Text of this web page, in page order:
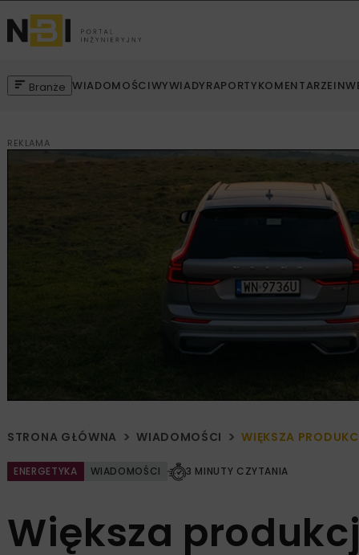
Branże WIADOMOŚCIWYWIADYRAPORTYKOMENTARZE
REKLAMA
STRONA GŁÓWNA WIADOMOŚCI WIĘKSZA
ENERGETYKA WIADOMOŚCI 3 MINUTY CZYTANIA
Większa